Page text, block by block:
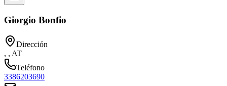
Giorgio Bonfio
Dirección
, , AT
Teléfono
3386203690